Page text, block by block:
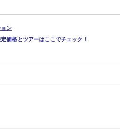
ン
価格とツアーはここでチェック！